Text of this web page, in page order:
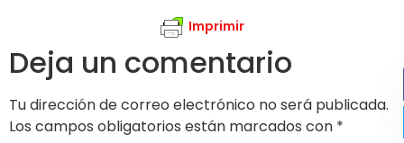
Imprimir
Deja un comentario
Tu dirección de correo electrónico no será publicada.
Los campos obligatorios están marcados con *